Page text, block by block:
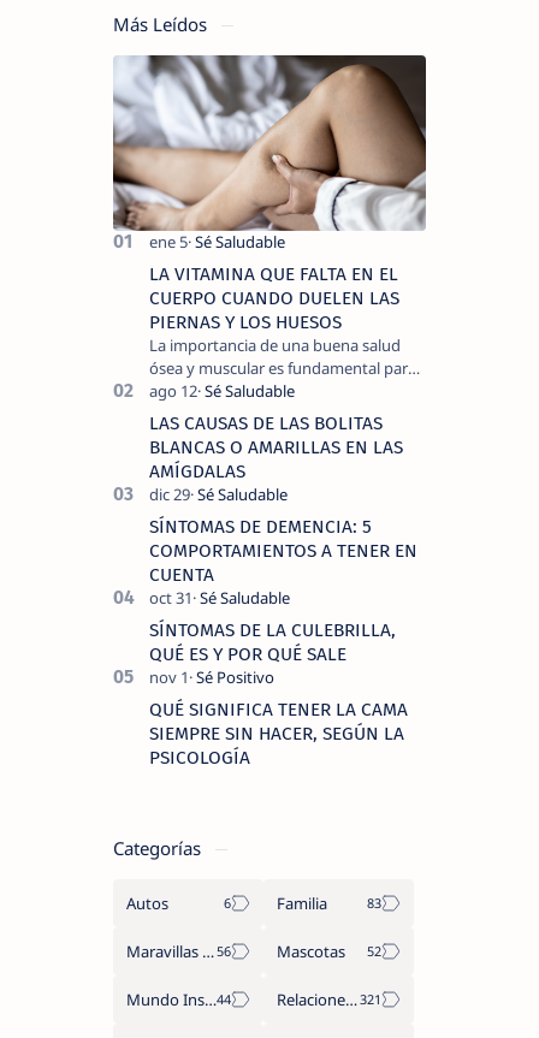
Más Leídos
LA VITAMINA QUE FALTA EN EL
CUERPO CUANDO DUELEN LAS
PIERNAS Y LOS HUESOS
La importancia de una buena salud
ósea y muscular es fundamental para
llevar una vida activa y sin dolor,
cuando experimentamos dolor en las
piernas …
LAS CAUSAS DE LAS BOLITAS
BLANCAS O AMARILLAS EN LAS
AMÍGDALAS
SÍNTOMAS DE DEMENCIA: 5
COMPORTAMIENTOS A TENER EN
CUENTA
SÍNTOMAS DE LA CULEBRILLA,
QUÉ ES Y POR QUÉ SALE
QUÉ SIGNIFICA TENER LA CAMA
SIEMPRE SIN HACER, SEGÚN LA
PSICOLOGÍA
Categorías
Autos Familia
Maravillas del Mundo Mascotas
Mundo Insólito Relaciones de Parejas